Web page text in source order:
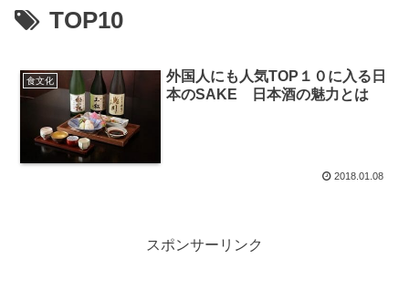
TOP10
食文化
外国人にも人気TOP１０に入る日
本のSAKE 日本酒の魅力とは
2018.01.08
スポンサーリンク